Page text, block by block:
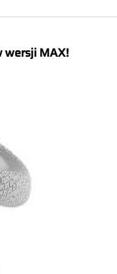
wersji MAX!